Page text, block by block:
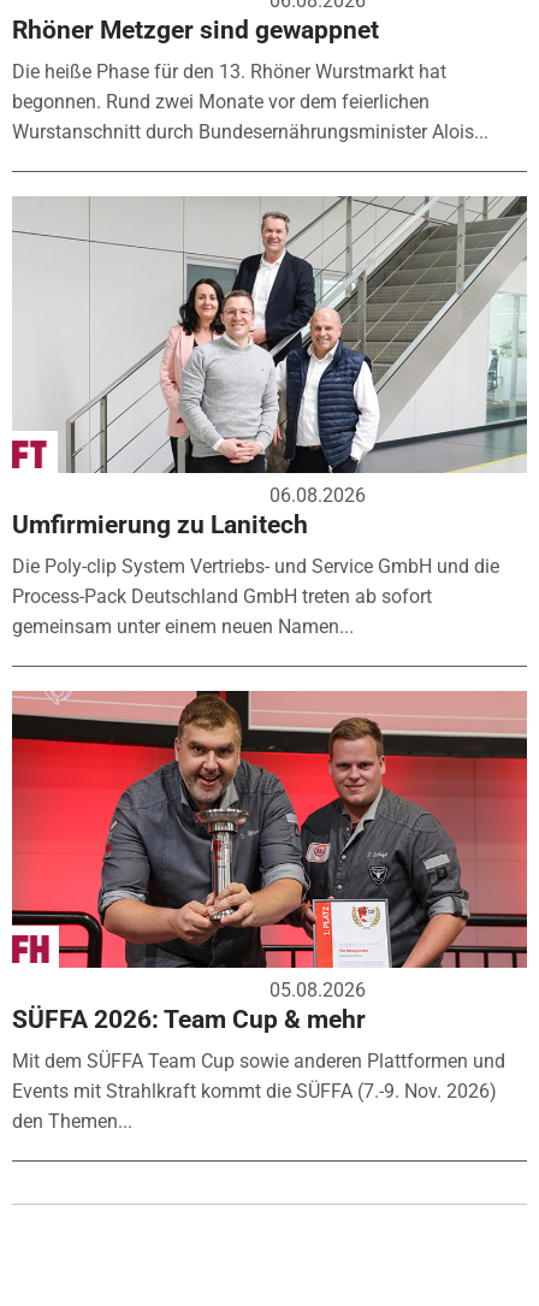
Rhöner Metzger sind gewappnet
Die heiße Phase für den 13. Rhöner Wurstmarkt hat
begonnen. Rund zwei Monate vor dem feierlichen
Wurstanschnitt durch Bundesernährungsminister Alois...
06.08.2026
Umfirmierung zu Lanitech
Die Poly-clip System Vertriebs- und Service GmbH und die
Process-Pack Deutschland GmbH treten ab sofort
gemeinsam unter einem neuen Namen...
05.08.2026
SÜFFA 2026: Team Cup & mehr
Mit dem SÜFFA Team Cup sowie anderen Plattformen und
Events mit Strahlkraft kommt die SÜFFA (7.-9. Nov. 2026)
den Themen...